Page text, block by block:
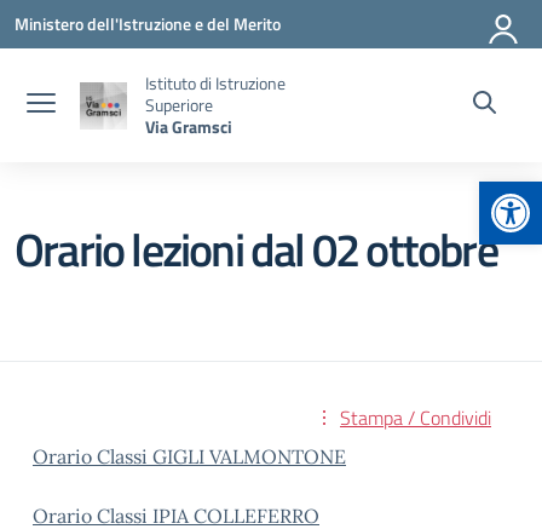
Vai ai contenuti
Vai al menu di navigazione
Vai al footer
Ministero dell'Istruzione e del Merito
Istituto di Istruzione
Superiore
Via Gramsci
Orario lezioni dal 02 ottobre
Stampa / Condividi
Orario Classi GIGLI VALMONTONE
Orario Classi IPIA COLLEFERRO